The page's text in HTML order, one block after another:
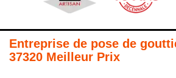
Entreprise de pose de
37320 Meilleur Prix